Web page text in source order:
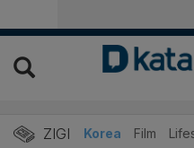
ZIGI
Hits Korea Film